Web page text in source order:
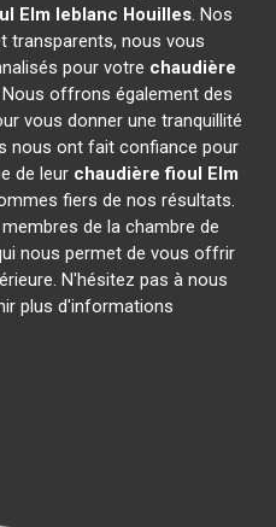
Elm leblanc Houilles. Nos
nous vous
pour votre chaudière
Nous offrons également des
vous donner une tranquillité
nous ont fait confiance pour
de leur chaudière fioul Elm
fiers de nos résultats.
de la chambre de
nous permet de vous offrir
N'hésitez pas à nous
plus d'informations